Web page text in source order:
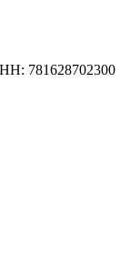
781628702300